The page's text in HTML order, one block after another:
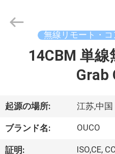
製
品
2020
INTERNATIONAL
無線リモート・
14CBM 単
Grab
起源の場所: 江苏,中国
ブランド名: OUCO
証明: ISO,CE,